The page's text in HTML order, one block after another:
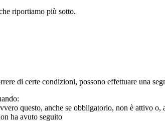
riportiamo più sotto.
di certe condizioni, possono effettuare una
questo, anche se obbligatorio, non è attivo
ha avuto seguito